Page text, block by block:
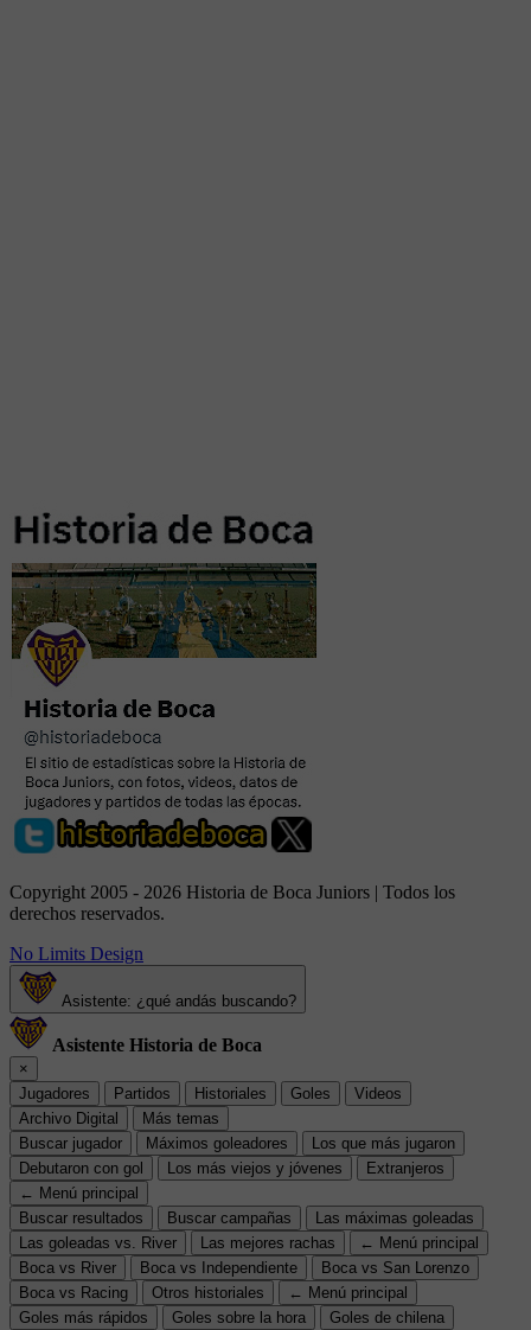
Copyright 2005 - 2026 Historia de Boca Juniors | Todos los
derechos reservados.
No Limits Design
Asistente: ¿qué andás buscando?
Asistente Historia de Boca
×
Jugadores
Partidos Historiales Goles
Videos
Archivo Digital
Más temas
Buscar jugador
Máximos goleadores
Los que más jugaron
Debutaron con gol
Los más viejos y jóvenes
Extranjeros
← Menú principal
Buscar resultados
Buscar campañas
Las máximas goleadas
Las goleadas vs. River
Las mejores rachas
← Menú principal
Boca vs River
Boca vs Independiente
Boca vs San Lorenzo
Boca vs Racing
Otros historiales
← Menú principal
Goles más rápidos
Goles sobre la hora Goles de chilena